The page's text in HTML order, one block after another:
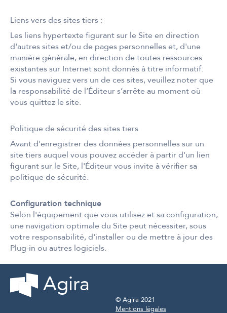
Liens vers des sites tiers :
Les liens hypertexte figurant sur le Site en direction
d'autres sites et/ou de pages personnelles et, d'une
manière générale, en direction de toutes ressources
existantes sur Internet sont donnés à titre informatif.
Si vous naviguez vers un de ces sites, veuillez noter que
la responsabilité de l’Éditeur s’arrête au moment où
vous quittez le site.
Politique de sécurité des sites tiers
Avant d'enregistrer des données personnelles sur un
site tiers auquel vous pouvez accéder à partir d'un lien
figurant sur le Site, l'Éditeur vous invite à vérifier sa
politique de sécurité.
Configuration technique
Selon l'équipement que vous utilisez et sa configuration,
une navigation optimale du Site peut nécessiter, sous
votre responsabilité, d'installer ou de mettre à jour des
Plug-in ou autres logiciels.
© Agira 2021
Mentions légales
Agira